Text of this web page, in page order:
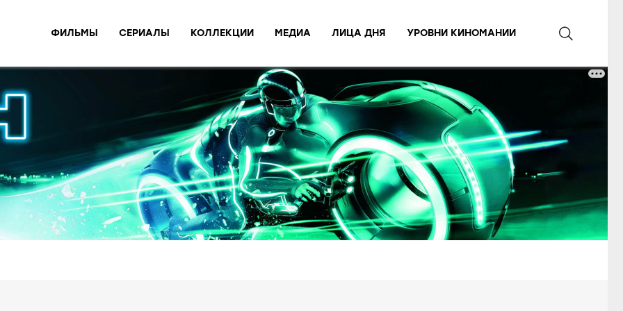
ФИЛЬМЫ СЕРИАЛЫ КОЛЛЕКЦИИ МЕДИА ЛИЦА ДНЯ УРОВНИ КИНОМАНИИ